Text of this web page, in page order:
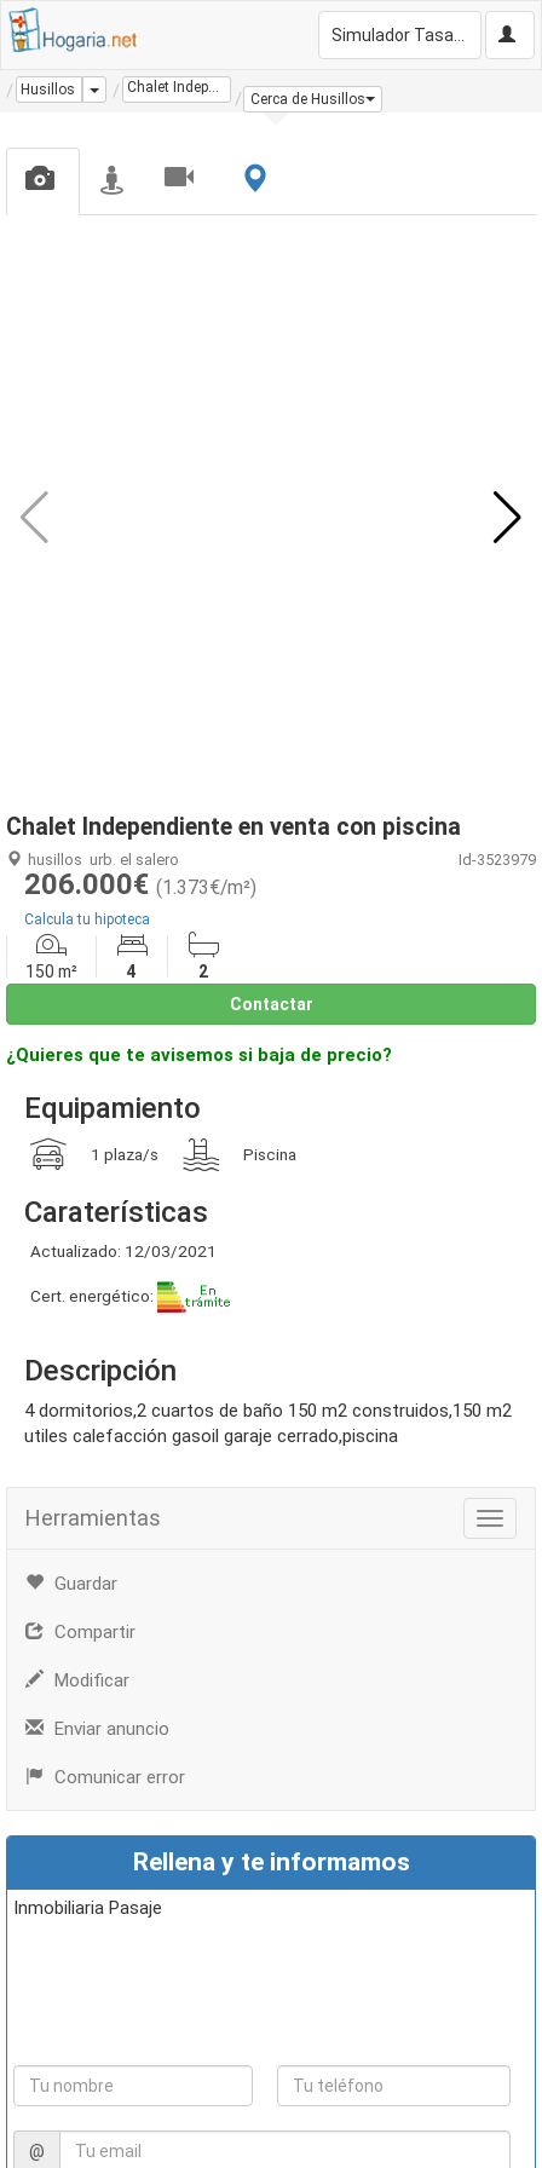
Husillos Dropdown Chalet Independiente
Cerca de Husillos
Chalet Independiente en venta con piscina
husillos urb. el salero Id-3523979
206.000€ (1.373€/m²)
Calcula tu hipoteca
150 m² 4
2
Contactar
¿Quieres que te avisemos si baja de precio?
Equipamiento
1 plaza/s Piscina
Caraterísticas
Actualizado: 12/03/2021
Cert. energético:
Descripción
4 dormitorios,2 cuartos de baño 150 m2 construidos,150 m2
utiles calefacción gasoil garaje cerrado,piscina
Herramientas
Guardar
Compartir
Modificar
Enviar anuncio
Comunicar error
Rellena y te informamos
Inmobiliaria Pasaje
@